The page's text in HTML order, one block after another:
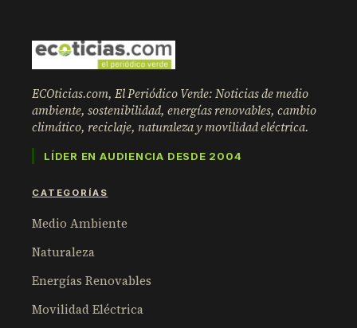
ECOticias.com, El Periódico Verde: Noticias de medio
ambiente, sostenibilidad, energías renovables, cambio
climático, reciclaje, naturaleza y movilidad eléctrica.
LÍDER EN AUDIENCIA DESDE 2004
CATEGORÍAS
Medio Ambiente
Naturaleza
Energías Renovables
Movilidad Eléctrica